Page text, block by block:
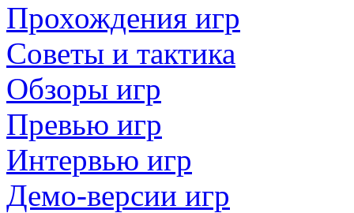
Прохождения игр
Советы и тактика
Обзоры игр
Превью игр
Интервью игр
Демо-версии игр